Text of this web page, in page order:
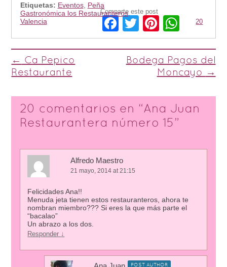
Etiquetas: Eventos, Peña
Gastronómica los Restauranteros,
Valencia
Comparte este post
Facebook
TwitterPinterest
20
Post navigation
←
Ca Pepico
Restaurante
Bodega Pagos del
Moncayo
→
20 comentarios en “Ana Juan
Restaurantera número 15”
Alfredo Maestro
21 mayo, 2014 at 21:15
Felicidades Ana!!
Menuda jeta tienen estos restauranteros, ahora te
nombran miembro??? Si eres la que más parte el
“bacalao”
Un abrazo a los dos.
Responder ↓
POST AUTHOR